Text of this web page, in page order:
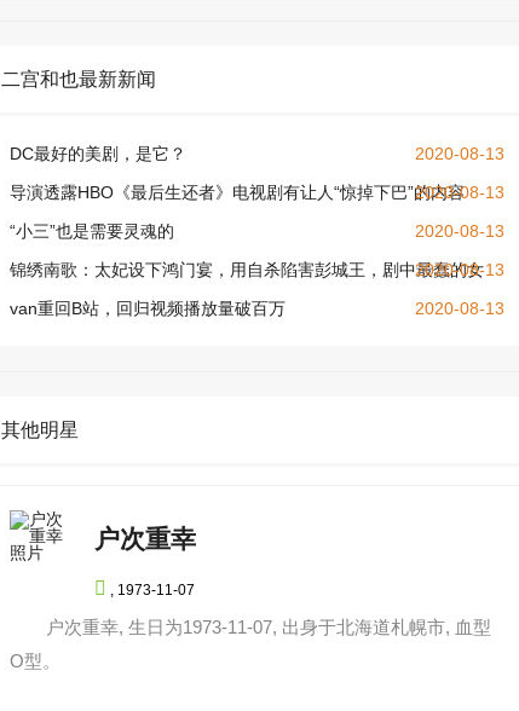
二宫和也最新新闻
DC最好的美剧，是它？
2020-08-13
导演透露HBO《最后生还者》电视剧有让人“惊掉下巴”的内容
2020-08-13
“小三”也是需要灵魂的
2020-08-13
锦绣南歌：太妃设下鸿门宴，用自杀陷害彭城王，剧中最蠢的女
人！
2020-08-13
van重回B站，回归视频播放量破百万
2020-08-13
其他明星
户次重幸
 , 1973-11-07
户次重幸, 生日为1973-11-07, 出身于北海道札幌市, 血型
O型。